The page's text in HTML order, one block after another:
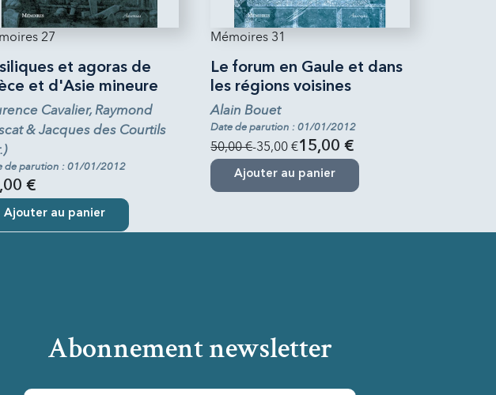
27
et agoras de
et d'Asie mineure
Cavalier, Raymond
& Jacques des Courtils
de parution : 01/01/2012
€
Ajouter au panier
Mémoires 31
Le forum en Gaule et dans
les régions voisines
Alain Bouet
Date de parution : 01/01/2012
50,00 €-35,00 €15,00 €
Ajouter au panier
Abonnement newsletter